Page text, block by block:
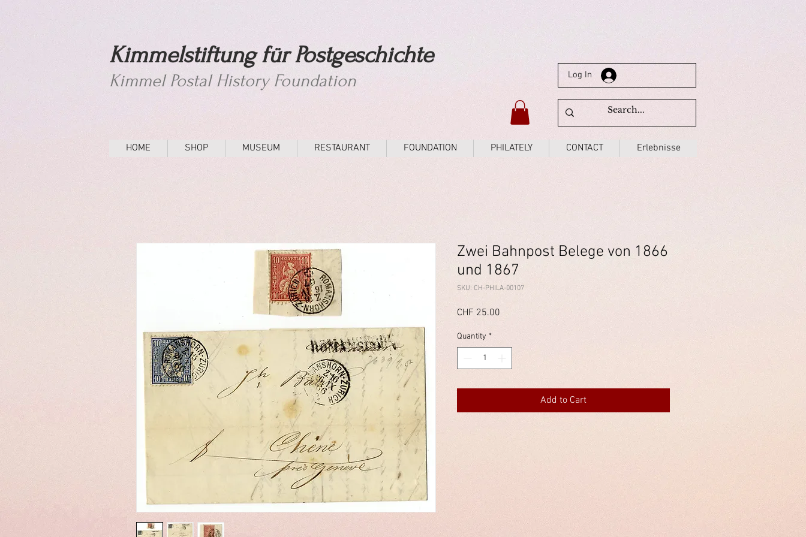
Kimmelstiftung für Postgeschichte
Kimmel Postal History Foundation Log In
HOME SHOP MUSEUM RESTAURANT FOUNDATION PHILATELY CONTACT Erlebnisse
Zwei Bahnpost Belege von 1866
und 1867
SKU: CH-PHILA-00107
CHF 25.00 Price
Quantity *
Add to Cart